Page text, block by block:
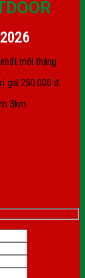
mỗi tháng
giá 250.000 đ
3km